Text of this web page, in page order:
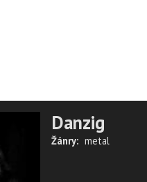
Danzig
Žánry: metal